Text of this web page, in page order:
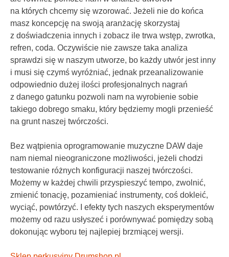
na których chcemy się wzorować. Jeżeli nie do końca
masz koncepcję na swoją aranżację skorzystaj
z doświadczenia innych i zobacz ile trwa wstęp, zwrotka,
refren, coda. Oczywiście nie zawsze taka analiza
sprawdzi się w naszym utworze, bo każdy utwór jest inny
i musi się czymś wyróżniać, jednak przeanalizowanie
odpowiednio dużej ilości profesjonalnych nagrań
z danego gatunku pozwoli nam na wyrobienie sobie
takiego dobrego smaku, który będziemy mogli przenieść
na grunt naszej twórczości.
Bez wątpienia oprogramowanie muzyczne DAW daje
nam niemal nieograniczone możliwości, jeżeli chodzi
testowanie różnych konfiguracji naszej twórczości.
Możemy w każdej chwili przyspieszyć tempo, zwolnić,
zmienić tonację, pozamieniać instrumenty, coś dokleić,
wyciąć, powtórzyć. I efekty tych naszych eksperymentów
możemy od razu usłyszeć i porównywać pomiędzy sobą
dokonując wyboru tej najlepiej brzmiącej wersji.